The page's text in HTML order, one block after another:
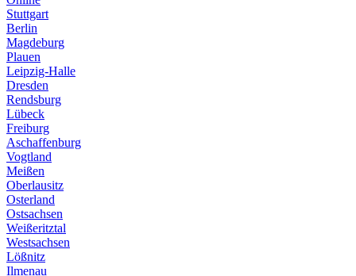
Stuttgart
Berlin
Magdeburg
Plauen
Leipzig-Halle
Dresden
Rendsburg
Lübeck
Freiburg
Aschaffenburg
Vogtland
Meißen
Oberlausitz
Osterland
Ostsachsen
Weißeritztal
Westsachsen
Lößnitz
Ilmenau